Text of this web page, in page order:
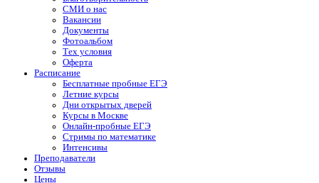
СМИ о нас
Вакансии
Документы
Фотоальбом
Тех условия
Оферта
Расписание
Бесплатные пробные ЕГЭ
Летние курсы
Дни открытых дверей
Курсы в Москве
Онлайн-пробные ЕГЭ
Стримы по математике
Интенсивы
Преподаватели
Отзывы
Цены